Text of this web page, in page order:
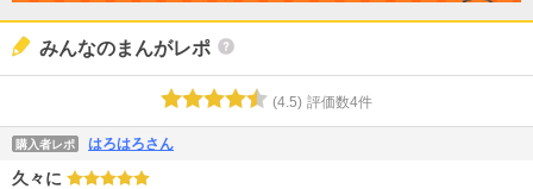
みんなのまんがレポ
(4.5) 評価数4件
購入者レポ はろはろさん
久々に